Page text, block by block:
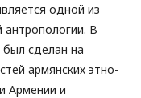
одной из
антропологии. В
сделан на
армянских этно-
Армении и